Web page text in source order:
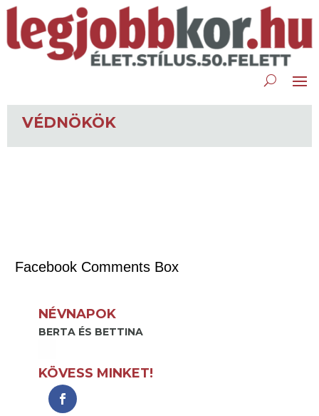
VÉDNÖKÖK
Facebook Comments Box
NÉVNAPOK
BERTA ÉS BETTINA
KÖVESS MINKET!